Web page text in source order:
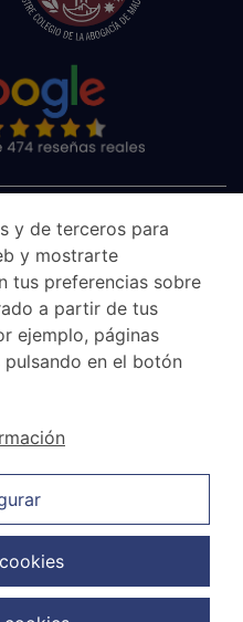
y de terceros para
y mostrarte
tus preferencias sobre
a partir de tus
ejemplo, páginas
en el botón